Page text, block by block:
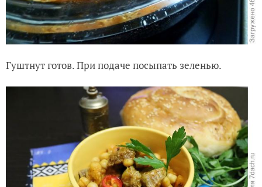
Гуштнут готов. При подаче посыпать зеленью.